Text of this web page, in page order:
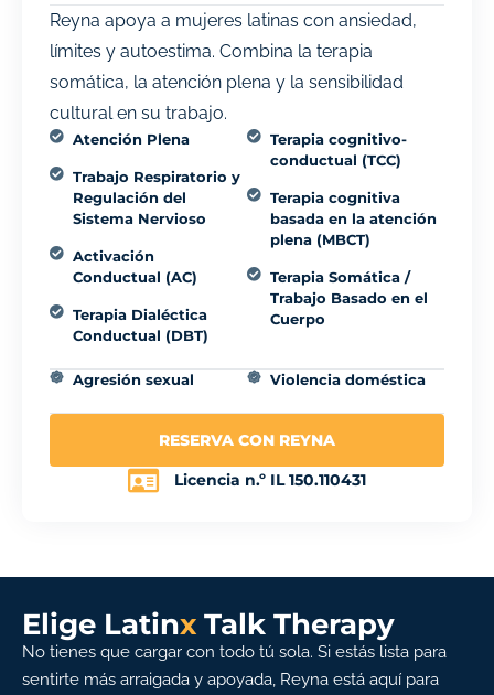
Reyna apoya a mujeres latinas con ansiedad,
límites y autoestima. Combina la terapia
somática, la atención plena y la sensibilidad
cultural en su trabajo.
Atención Plena
Trabajo Respiratorio y
Regulación del
Sistema Nervioso
Activación
Conductual (AC)
Terapia Dialéctica
Conductual (DBT)
Terapia cognitivo-
conductual (TCC)
Terapia cognitiva
basada en la atención
plena (MBCT)
Terapia Somática /
Trabajo Basado en el
Cuerpo
Agresión sexual Violencia doméstica
RESERVA CON REYNA
Licencia n.º IL 150.110431
Elige Latinx Talk Therapy
No tienes que cargar con todo tú sola. Si estás lista para
sentirte más arraigada y apoyada, Reyna está aquí para